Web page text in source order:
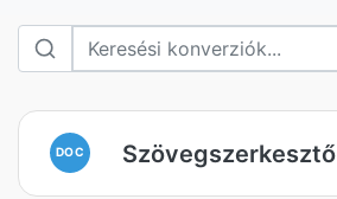
DOC Szövegszerkesztő